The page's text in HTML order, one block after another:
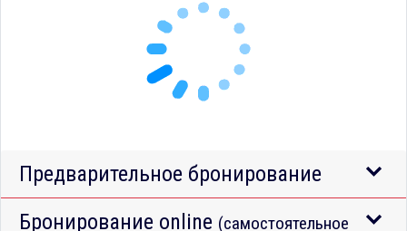
Предварительное бронирование
Бронирование online (самостоятельное